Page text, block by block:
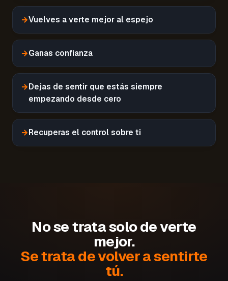
→Vuelves a verte mejor al espejo
→Ganas confianza
→Dejas de sentir que estás siempre
empezando desde cero
→Recuperas el control sobre ti
No se trata solo de verte
mejor.
Se trata de volver a sentirte
tú.